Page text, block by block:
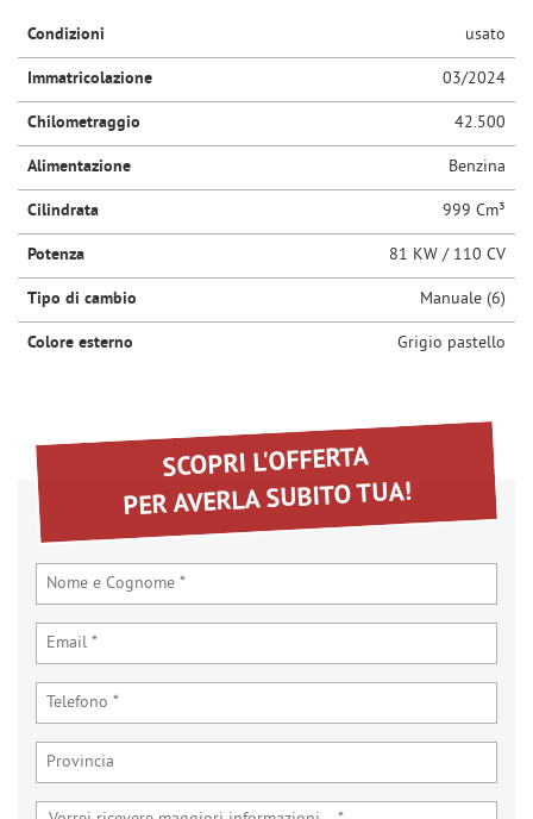
NEWS
AREA COMMERCIANTI
Condizioni usato
Immatricolazione 03/2024
Chilometraggio 42.500
Alimentazione Benzina
Cilindrata 999 Cm³
Potenza 81 KW / 110 CV
Tipo di cambio Manuale (6)
Colore esterno Grigio pastello
SCOPRI L'OFFERTA
PER AVERLA SUBITO TUA!
strumenti
di
si
rimanda
alla
cookie
policy.
Puoi
rivedere
e
modificare
le
momento.
Cookie necessari
Cookie delle preferenze
Cookie per il miglioramento dell'esperienza utente